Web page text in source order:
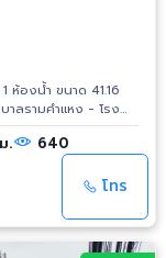
ห้องน้ำ ขนาด 41.16
. 640
โทร